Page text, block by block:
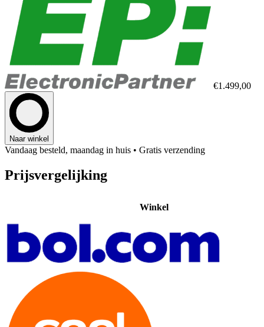
€1.499,00
Naar winkel
Vandaag besteld, maandag in huis • Gratis verzending
Prijsvergelijking
Winkel